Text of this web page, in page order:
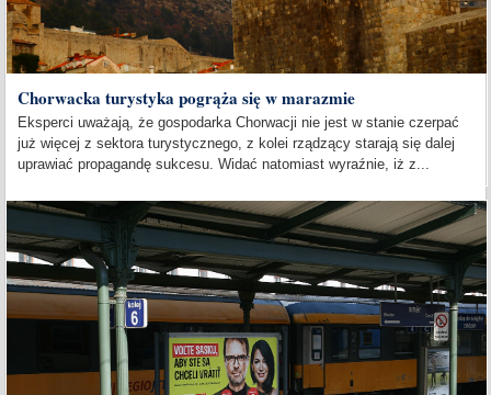
Chorwacka turystyka pogrąża się w marazmie
Eksperci uważają, że gospodarka Chorwacji nie jest w stanie czerpać
już więcej z sektora turystycznego, z kolei rządzący starają się dalej
uprawiać propagandę sukcesu. Widać natomiast wyraźnie, iż z...